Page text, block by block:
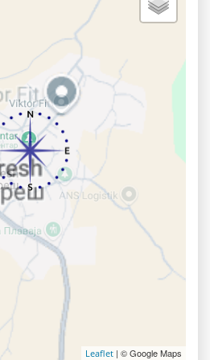
Leaflet | © Google Maps